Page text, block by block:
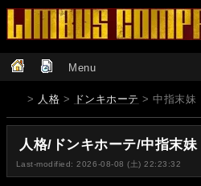
Menu
> 人格 > ドンキホーテ > 中指末妹
人格/ドンキホーテ/中指末妹
Last-modified: 2026-08-08 (土) 22:23:32